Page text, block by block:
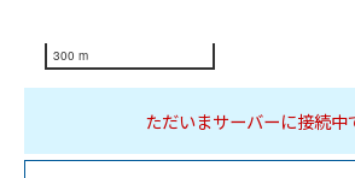
300 m
ただいまサーバーに接続中